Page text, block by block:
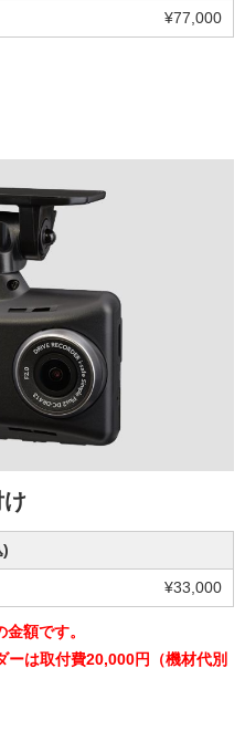
¥77,000
)
¥33,000
額です。
は取付費20,000円（機材代別